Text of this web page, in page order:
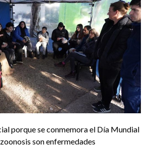
porque se conmemora el Día Mundial
son enfermedades